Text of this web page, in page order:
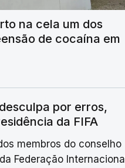
na cela um dos
de cocaína em
por erros,
da FIFA
membros do conselho
Federação Internacional